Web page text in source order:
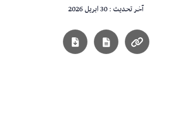
آخر تحديث : 30 ابريل 2026